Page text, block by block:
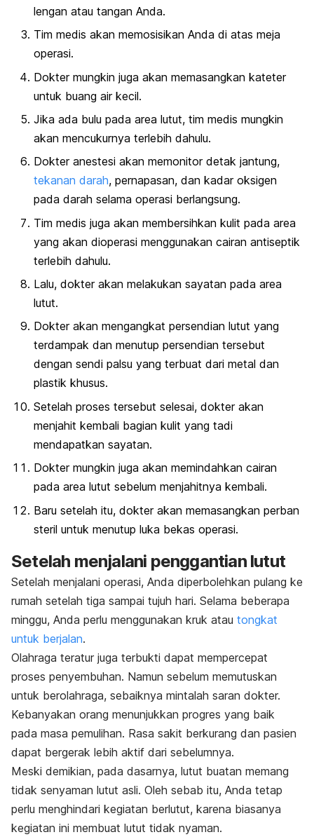
lengan atau tangan Anda.
Tim medis akan memosisikan Anda di atas meja
operasi.
Dokter mungkin juga akan memasangkan kateter
untuk buang air kecil.
Jika ada bulu pada area lutut, tim medis mungkin
akan mencukurnya terlebih dahulu.
Dokter anestesi akan memonitor detak jantung,
tekanan darah, pernapasan, dan kadar oksigen
pada darah selama operasi berlangsung.
Tim medis juga akan membersihkan kulit pada area
yang akan dioperasi menggunakan cairan antiseptik
terlebih dahulu.
Lalu, dokter akan melakukan sayatan pada area
lutut.
Dokter akan mengangkat persendian lutut yang
terdampak dan menutup persendian tersebut
dengan sendi palsu yang terbuat dari metal dan
plastik khusus.
Setelah proses tersebut selesai, dokter akan
menjahit kembali bagian kulit yang tadi
mendapatkan sayatan.
Dokter mungkin juga akan memindahkan cairan
pada area lutut sebelum menjahitnya kembali.
Baru setelah itu, dokter akan memasangkan perban
steril untuk menutup luka bekas operasi.
Setelah menjalani penggantian lutut
Setelah menjalani operasi, Anda diperbolehkan pulang ke
rumah setelah tiga sampai tujuh hari. Selama beberapa
minggu, Anda perlu menggunakan kruk atau tongkat
untuk berjalan.
Olahraga teratur juga terbukti dapat mempercepat
proses penyembuhan. Namun sebelum memutuskan
untuk berolahraga, sebaiknya mintalah saran dokter.
Kebanyakan orang menunjukkan progres yang baik
pada masa pemulihan. Rasa sakit berkurang dan pasien
dapat bergerak lebih aktif dari sebelumnya.
Meski demikian, pada dasarnya, lutut buatan memang
tidak senyaman lutut asli. Oleh sebab itu, Anda tetap
perlu menghindari kegiatan berlutut, karena biasanya
kegiatan ini membuat lutut tidak nyaman.